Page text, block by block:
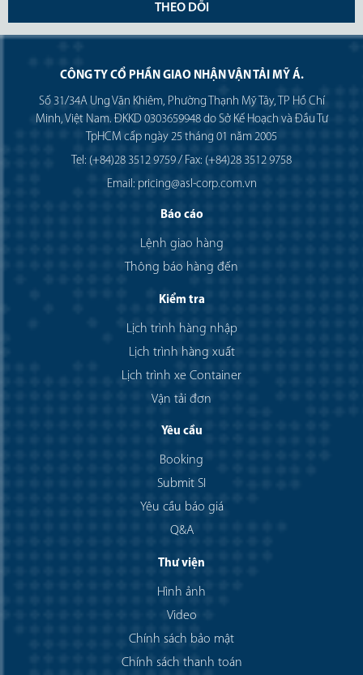
THEO DÕI
CÔNG TY CỔ PHẦN GIAO NHẬN VẬN TẢI MỸ Á.
Số 31/34A Ung Văn Khiêm, Phường Thạnh Mỹ Tây, TP Hồ Chí
Minh, Việt Nam. ĐKKD 0303659948 do Sở Kế Hoạch và Đầu Tư
TpHCM cấp ngày 25 tháng 01 năm 2005
Tel: (+84)28 3512 9759 / Fax: (+84)28 3512 9758
Email: pricing@asl-corp.com.vn
Báo cáo
Lệnh giao hàng
Thông báo hàng đến
Kiểm tra
Lịch trình hàng nhập
Lịch trình hàng xuất
Lịch trình xe Container
Vận tải đơn
Yêu cầu
Booking
Submit SI
Yêu cầu báo giá
Q&A
Thư viện
Hình ảnh
Video
Chính sách bảo mật
Chính sách thanh toán